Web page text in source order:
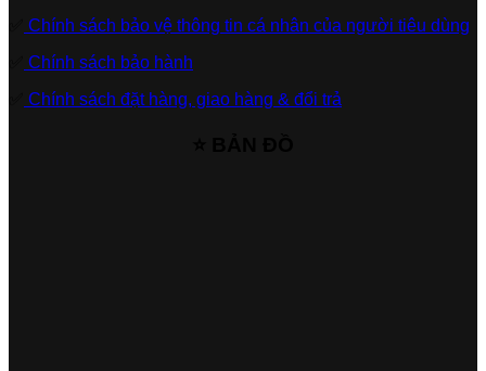
Chính sách bảo vệ thông tin cá nhân của người tiêu dùng
Chính sách bảo hành
Chính sách đặt hàng, giao hàng & đổi trả